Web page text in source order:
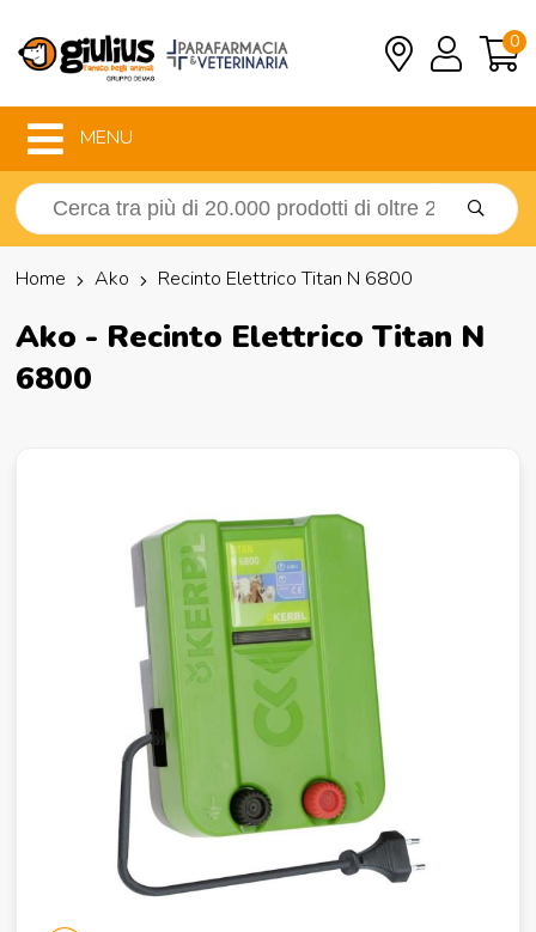
0
MENU
Home Ako Recinto Elettrico Titan N 6800
Ako - Recinto Elettrico Titan N
6800